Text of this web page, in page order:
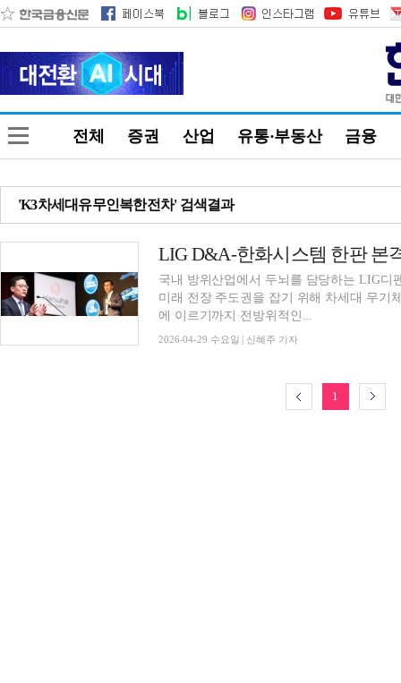
전체 증권 산업 유통·부동산 금융
'K3차세대유무인복한전차' 검색결과
국내 방위산업에서 두뇌를 담당하는 LIG
미래 전장 주도권을 잡기 위해 차세대 무기
에 이르기까지 전방위적인...
2026-04-29 수요일 | 신혜주 기자
1